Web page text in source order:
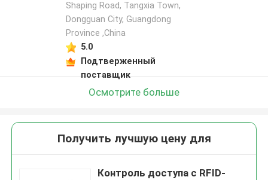
Shaping Road, Tangxia Town,
Dongguan City, Guangdong
Province ,China
5.0
Подтверженный
поставщик
Осмотрите больше
Получить лучшую цену для
Контроль доступа с RFID-